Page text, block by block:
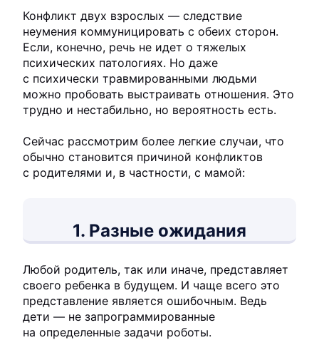
Конфликт двух взрослых — следствие
неумения коммуницировать с обеих сторон.
Если, конечно, речь не идет о тяжелых
психических патологиях. Но даже
с психически травмированными людьми
можно пробовать выстраивать отношения. Это
трудно и нестабильно, но вероятность есть.
Сейчас рассмотрим более легкие случаи, что
обычно становится причиной конфликтов
с родителями и, в частности, с мамой:
1. Разные ожидания
Любой родитель, так или иначе, представляет
своего ребенка в будущем. И чаще всего это
представление является ошибочным. Ведь
дети — не запрограммированные
на определенные задачи роботы.